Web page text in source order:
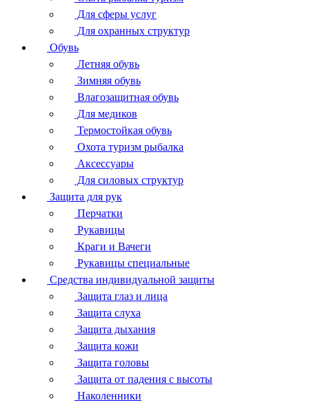
Для сферы услуг
Для охранных структур
Обувь
Летняя обувь
Зимняя обувь
Влагозащитная обувь
Для медиков
Термостойкая обувь
Охота туризм рыбалка
Аксессуары
Для силовых структур
Защита для рук
Перчатки
Рукавицы
Краги и Вачеги
Рукавицы специальные
Средства индивидуальной защиты
Защита глаз и лица
Защита слуха
Защита дыхания
Защита кожи
Защита головы
Защита от падения с высоты
Наколенники